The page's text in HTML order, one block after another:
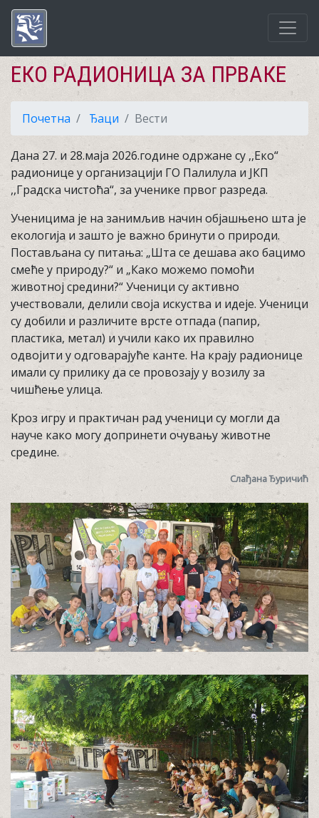
ЕКО РАДИОНИЦА ЗА ПРВАКЕ
Почетна Ђаци Вести
Дана 27. и 28.маја 2026.године одржане су ,,Еко“
радионице у организацији ГО Палилула и ЈКП
,,Градска чистоћа“, за ученике првог разреда.
Ученицима је на занимљив начин објашњено шта је
екологија и зашто је важно бринути о природи.
Постављана су питања: „Шта се дешава ако бацимо
смеће у природу?“ и „Како можемо помоћи
животној средини?“ Ученици су активно
учествовали, делили своја искуства и идеје. Ученици
су добили и различите врсте отпада (папир,
пластика, метал) и учили како их правилно
одвојити у одговарајуће канте. На крају радионице
имали су прилику да се провозају у возилу за
чишћење улица.
Кроз игру и практичан рад ученици су могли да
науче како могу допринети очувању животне
средине.
Слађана Ђуричић